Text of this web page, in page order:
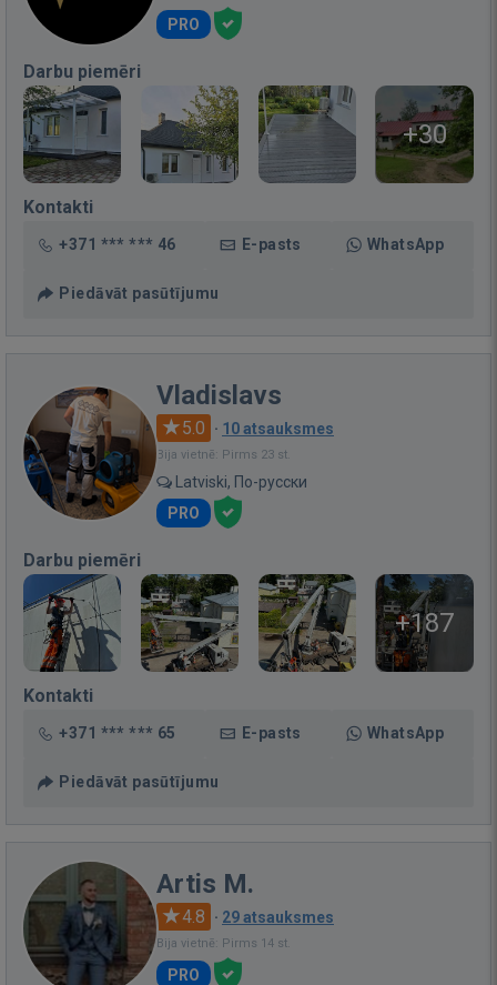
PRO
Darbu piemēri
+30
Kontakti
+371 *** *** 46 E-pasts WhatsApp
Piedāvāt pasūtījumu
Vladislavs
5.0 · 10 atsauksmes
Bija vietnē: Pirms 23 st.
Latviski, По-русски
PRO
Darbu piemēri
+187
Kontakti
+371 *** *** 65 E-pasts WhatsApp
Piedāvāt pasūtījumu
Artis M.
4.8 · 29 atsauksmes
Bija vietnē: Pirms 14 st.
PRO